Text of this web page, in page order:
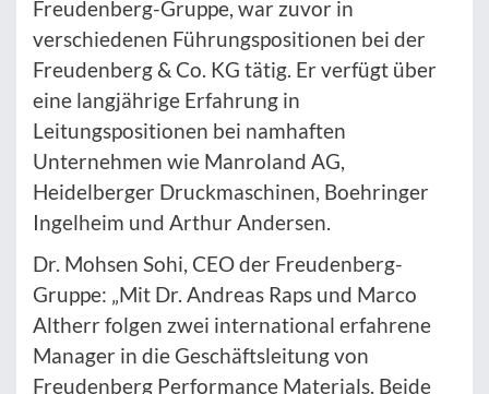
Freudenberg-Gruppe, war zuvor in
verschiedenen Führungspositionen bei der
Freudenberg & Co. KG tätig. Er verfügt über
eine langjährige Erfahrung in
Leitungspositionen bei namhaften
Unternehmen wie Manroland AG,
Heidelberger Druckmaschinen, Boehringer
Ingelheim und Arthur Andersen.
Dr. Mohsen Sohi, CEO der Freudenberg-
Gruppe: „Mit Dr. Andreas Raps und Marco
Altherr folgen zwei international erfahrene
Manager in die Geschäftsleitung von
Freudenberg Performance Materials. Beide